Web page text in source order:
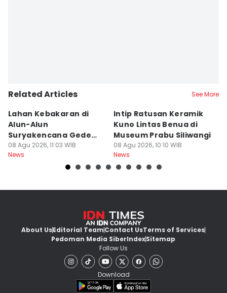
Related Articles See More
Lahan Kebakaran di
Alun-Alun
Suryakencana Gede
Pangrango Capai 1
Hektare
08 Agu 2026, 11:03 WIB
News
Intip Ratusan Keramik
Kuno Lintas Benua di
Museum Prabu Siliwangi
08 Agu 2026, 10:10 WIB
News
About UsEditorial TeamContact UsTerms of Services
Pedoman Media SiberIndexSitemap
Follow Us
Download